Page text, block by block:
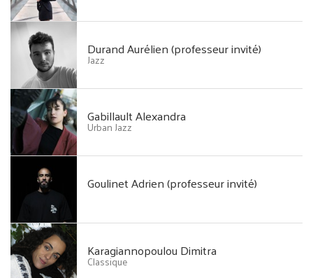
Durand Aurélien (professeur invité)
Jazz
Gabillault Alexandra
Urban Jazz
Goulinet Adrien (professeur invité)
Karagiannopoulou Dimitra
Classique